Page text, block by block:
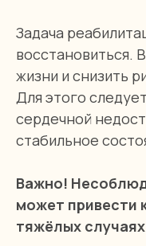
Задача
восстановиться.
жизни и снизить
Для этого
сердечной
стабильное
Важно!
может привести
тяжёлых